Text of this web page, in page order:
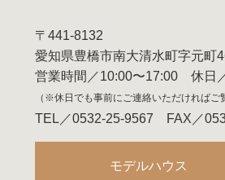
〒441-8132
愛知県豊橋市南大清水町字元町
営業時間／10:00〜17:00 休日
（※休日でも事前にご連絡いただければご
TEL／0532-25-9567 FAX／
モデルハウス